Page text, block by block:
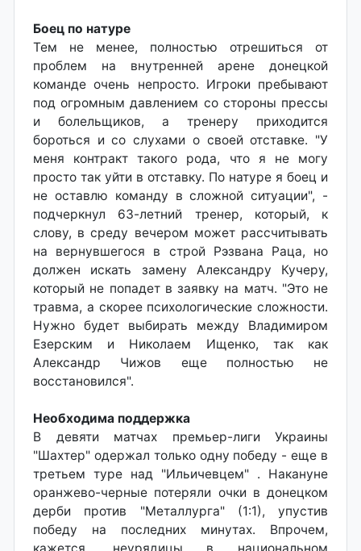
Боец по натуре
Тем не менее, полностью отрешиться от
проблем на внутренней арене донецкой
команде очень непросто. Игроки пребывают
под огромным давлением со стороны прессы
и болельщиков, а тренеру приходится
бороться и со слухами о своей отставке. "У
меня контракт такого рода, что я не могу
просто так уйти в отставку. По натуре я боец и
не оставлю команду в сложной ситуации", -
подчеркнул 63-летний тренер, который, к
слову, в среду вечером может рассчитывать
на вернувшегося в строй Рэзвана Раца, но
должен искать замену Александру Кучеру,
который не попадет в заявку на матч. "Это не
травма, а скорее психологические сложности.
Нужно будет выбирать между Владимиром
Езерским и Николаем Ищенко, так как
Александр Чижов еще полностью не
восстановился".
Необходима поддержка
В девяти матчах премьер-лиги Украины
"Шахтер" одержал только одну победу - еще в
третьем туре над "Ильичевцем" . Накануне
оранжево-черные потеряли очки в донецком
дерби против "Металлурга" (1:1), упустив
победу на последних минутах. Впрочем,